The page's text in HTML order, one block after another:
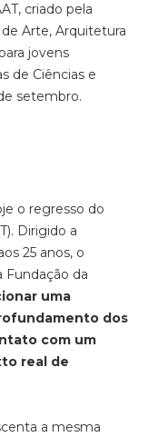
criado pela
Arte, Arquitetura
jovens
de Ciências e
setembro.
o regresso do
Dirigido a
25 anos, o
da
uma
dos
com um
real de
a mesma